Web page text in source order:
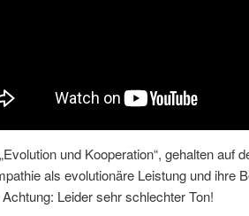
und Kooperation“, gehalten auf
als evolutionäre Leistung und ihre
Achtung: Leider sehr schlechter Ton!